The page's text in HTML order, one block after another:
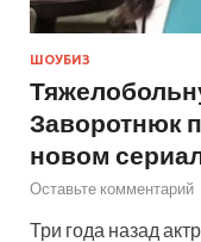
ШОУБИЗ
Заворотнюк
новом
Оставьте комментарий
Три года назад